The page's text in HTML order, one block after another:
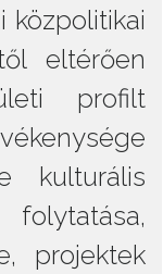
közpolitikai
eltérően
profilt
kulturális
projektek